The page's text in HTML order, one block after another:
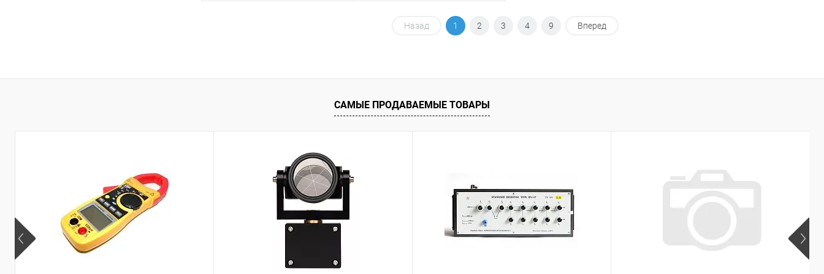
В избранное Под заказ
В корзину
В избранное Под заказ
Назад 1 2 3 4 9 Вперед
САМЫЕ ПРОДАВАЕМЫЕ ТОВАРЫ